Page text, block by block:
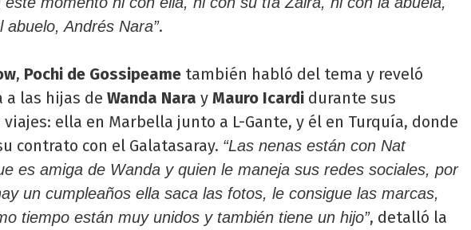
abuelo, Andrés Nara”.
, Pochi de Gossipeame también habló del tema y reveló
a las hijas de Wanda Nara y Mauro Icardi durante sus
viajes: ella en Marbella junto a L-Gante, y él en Turquía, donde
contrato con el Galatasaray. “Las nenas están con Nat
es amiga de Wanda y quien le maneja sus redes sociales, por
un cumpleaños ella saca las fotos, le consigue las marcas,
tiempo están muy unidos y también tiene un hijo”, detalló la